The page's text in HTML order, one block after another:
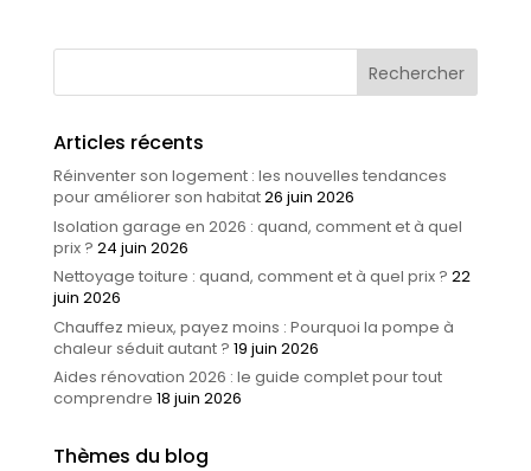
Articles récents
Réinventer son logement : les nouvelles tendances
pour améliorer son habitat26 juin 2026
Isolation garage en 2026 : quand, comment et à quel
prix ? 24 juin 2026
Nettoyage toiture : quand, comment et à quel prix ? 22
juin 2026
Chauffez mieux, payez moins : Pourquoi la pompe à
chaleur séduit autant ? 19 juin 2026
Aides rénovation 2026 : le guide complet pour tout
comprendre 18 juin 2026
Thèmes du blog